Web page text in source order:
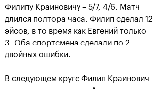
Андрей Рублев подарил
себе Кубок Cartier на день
рождения
20 октября, 19:00
Бенчич -
«ВТБ
Филипу Краиновичу – 5/7, 4/6. Матч
длился полтора часа. Филип сделал 12
эйсов, в то время как Евгений только
3. Оба спортсмена сделали по 2
двойных ошибки.
В следующем круге Филип Краинович